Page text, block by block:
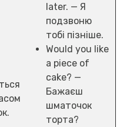
later. — Я
подзвоню
тобі пізніше.
Would you like
a piece of
cake? —
Бажаєш
шматочок
торта?